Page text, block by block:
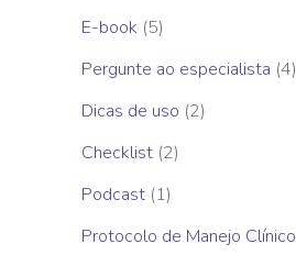
E-book (5)
Pergunte ao especialista (4)
Dicas de uso (2)
Checklist (2)
Podcast (1)
Protocolo de Manejo Clínico